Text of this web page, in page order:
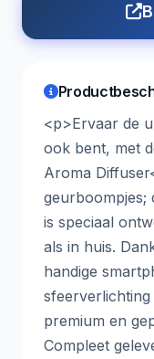
<p>Ervaar de
ook bent, met
Aroma
geurboompjes;
is speciaal
als in huis.
handige
sfeerverlichting
premium en
Compleet